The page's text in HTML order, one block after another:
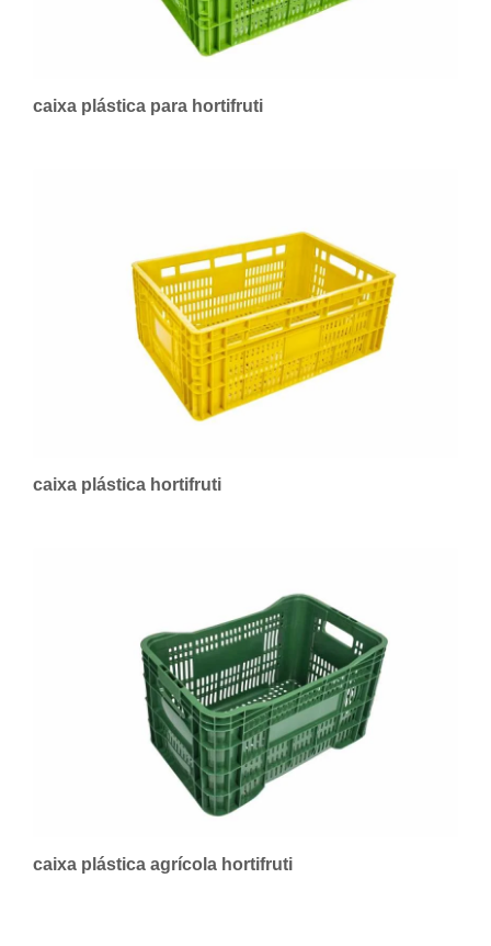
caixa plástica para hortifruti
caixa plástica hortifruti
caixa plástica agrícola hortifruti